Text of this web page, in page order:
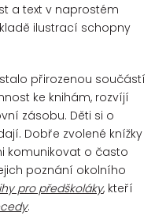
a text v naprostém
ilustrací schopny
přirozenou součástí
ke knihám, rozvíjí
zásobu. Děti si o
Dobře zvolené knížky
komunikovat o často
poznání okolního
pro předškoláky, kteří
.